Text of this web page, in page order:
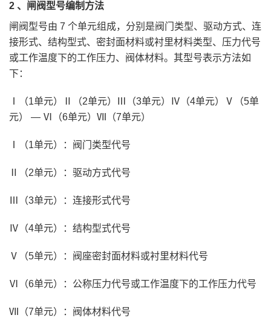
2 、闸阀型号编制方法
闸阀型号由 7 个单元组成，分别是阀门类型、驱动方式、连
接形式、结构型式、密封面材料或衬里材料类型、压力代号
或工作温度下的工作压力、阀体材料。其型号表示方法如
下：
Ⅰ（1单元）Ⅱ（2单元）Ⅲ（3单元）Ⅳ（4单元）Ⅴ（5单
元） — Ⅵ（6单元）Ⅶ（7单元）
Ⅰ（1单元）：阀门类型代号
Ⅱ（2单元）：驱动方式代号
Ⅲ（3单元）：连接形式代号
Ⅳ（4单元）：结构型式代号
Ⅴ（5单元）：阀座密封面材料或衬里材料代号
Ⅵ（6单元）：公称压力代号或工作温度下的工作压力代号
Ⅶ（7单元）：阀体材料代号